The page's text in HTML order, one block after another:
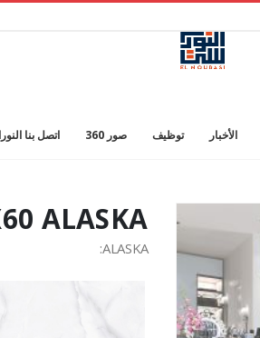
الأخبار توظيف صور 360 اتصل بنا
ALASKA
ALASKA: